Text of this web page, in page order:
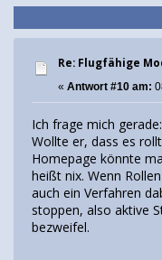
Re: Flugfähige
« Antwort #10 am:
Ich frage mich gerade:
Wollte er, dass es
Homepage könnte
heißt nix. Wenn
auch ein Verfahren
stoppen, also aktive
bezweifel.